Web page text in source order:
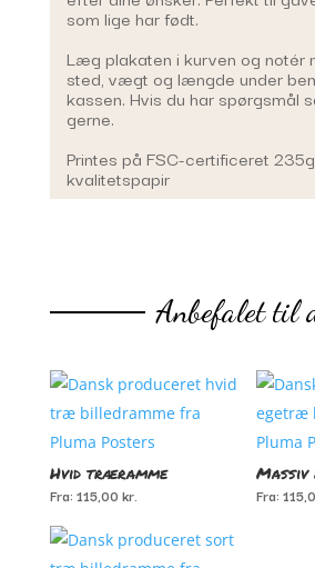
som lige har født.
Læg plakaten i kurven og notér
sted, vægt og længde under
kassen. Hvis du har spørgsmål
gerne.
Printes på FSC-certificeret
kvalitetspapir
Anbefalet til
Hvid træramme
Fra: 115,00 kr. Fra: